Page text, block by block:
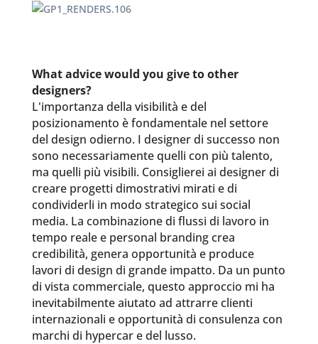
What advice would you give to other
designers?
L'importanza della visibilità e del
posizionamento è fondamentale nel settore
del design odierno. I designer di successo non
sono necessariamente quelli con più talento,
ma quelli più visibili. Consiglierei ai designer di
creare progetti dimostrativi mirati e di
condividerli in modo strategico sui social
media. La combinazione di flussi di lavoro in
tempo reale e personal branding crea
credibilità, genera opportunità e produce
lavori di design di grande impatto. Da un punto
di vista commerciale, questo approccio mi ha
inevitabilmente aiutato ad attrarre clienti
internazionali e opportunità di consulenza con
marchi di hypercar e del lusso.